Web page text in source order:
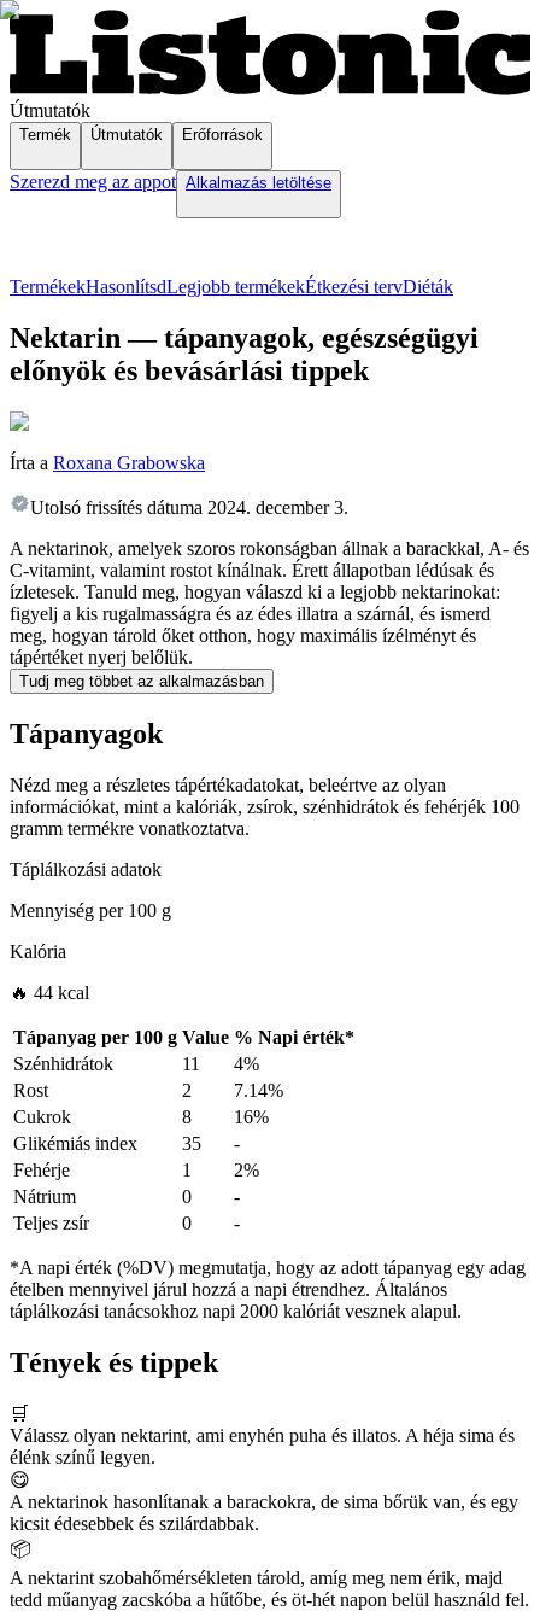
Útmutatók
Termék Útmutatók Erőforrások
Szerezd meg az appot Alkalmazás letöltése
TermékekHasonlítsdLegjobb termékekÉtkezési tervDiéták
Nektarin — tápanyagok, egészségügyi
előnyök és bevásárlási tippek
Írta a Roxana Grabowska
Utolsó frissítés dátuma 2024. december 3.
A nektarinok, amelyek szoros rokonságban állnak a barackkal, A- és
C-vitamint, valamint rostot kínálnak. Érett állapotban lédúsak és
ízletesek. Tanuld meg, hogyan válaszd ki a legjobb nektarinokat:
figyelj a kis rugalmasságra és az édes illatra a szárnál, és ismerd
meg, hogyan tárold őket otthon, hogy maximális ízélményt és
tápértéket nyerj belőlük.
Tudj meg többet az alkalmazásban
Tápanyagok
Nézd meg a részletes tápértékadatokat, beleértve az olyan
információkat, mint a kalóriák, zsírok, szénhidrátok és fehérjék 100
gramm termékre vonatkoztatva.
Táplálkozási adatok
Mennyiség per100 g
Kalória
🔥 44 kcal
Tápanyag per 100 g Value % Napi érték*
Szénhidrátok
11
4%
Rost
2
7.14%
Cukrok
8
16%
Glikémiás index
35
-
Fehérje
1
2%
Nátrium
0
-
Teljes zsír
0 -
*A napi érték (%DV) megmutatja, hogy az adott tápanyag egy adag
ételben mennyivel járul hozzá a napi étrendhez. Általános
táplálkozási tanácsokhoz napi 2000 kalóriát vesznek alapul.
Tények és tippek
🛒
Válassz olyan nektarint, ami enyhén puha és illatos. A héja sima és
élénk színű legyen.
😋
A nektarinok hasonlítanak a barackokra, de sima bőrük van, és egy
kicsit édesebbek és szilárdabbak.
📦
A nektarint szobahőmérsékleten tárold, amíg meg nem érik, majd
tedd műanyag zacskóba a hűtőbe, és öt-hét napon belül használd fel.